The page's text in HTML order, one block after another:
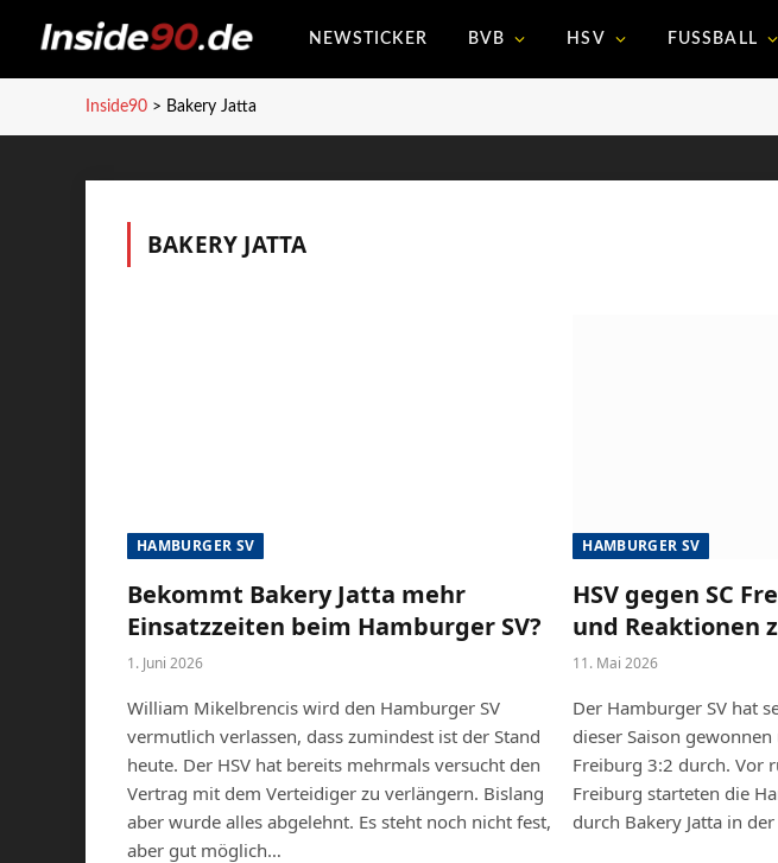
NEWSTICKER BVB HSV FUSSBALL
Inside90 > Bakery Jatta
BAKERY JATTA
HAMBURGER SV
Bekommt Bakery Jatta mehr
Einsatzzeiten beim Hamburger SV?
1. Juni 2026
William Mikelbrencis wird den Hamburger SV
vermutlich verlassen, dass zumindest ist der Stand
heute. Der HSV hat bereits mehrmals versucht den
Vertrag mit dem Verteidiger zu verlängern. Bislang
aber wurde alles abgelehnt. Es steht noch nicht fest,
aber gut möglich…
HAMBURGER SV
HSV gegen SC
und Reaktionen
11. Mai 2026
Der Hamburger SV hat
dieser Saison
Freiburg 3:2 durch. Vor
Freiburg starteten die
durch Bakery Jatta in